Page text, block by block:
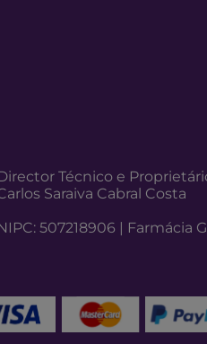
Técnico e
Saraiva Cabral Costa
507218906 | Farmácia